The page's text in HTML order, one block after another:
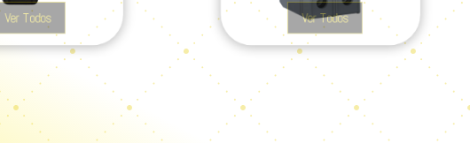
Ver Todos Ver Todos